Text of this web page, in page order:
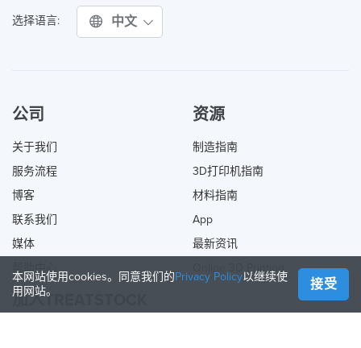
选择语言: 中文
公司
关于我们
服务流程
博客
联系我们
媒体
帮助中心
资源
制造指南
3D打印机指南
材料指南
App
最新资讯
Online 3D Printing
加入TREATSTOCK
本网站使用cookies。同意我们的Privacy Policy以继续使
用网站。
接受